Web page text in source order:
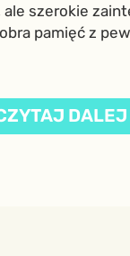
szerokie
pamięć z
DALEJ